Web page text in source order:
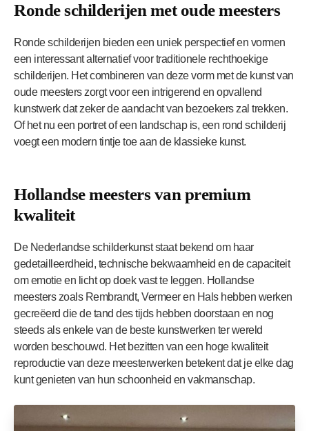
Ronde schilderijen met oude meesters
Ronde schilderijen bieden een uniek perspectief en vormen
een interessant alternatief voor traditionele rechthoekige
schilderijen. Het combineren van deze vorm met de kunst van
oude meesters zorgt voor een intrigerend en opvallend
kunstwerk dat zeker de aandacht van bezoekers zal trekken.
Of het nu een portret of een landschap is, een rond schilderij
voegt een modern tintje toe aan de klassieke kunst.
Hollandse meesters van premium
kwaliteit
De Nederlandse schilderkunst staat bekend om haar
gedetailleerdheid, technische bekwaamheid en de capaciteit
om emotie en licht op doek vast te leggen. Hollandse
meesters zoals Rembrandt, Vermeer en Hals hebben werken
gecreëerd die de tand des tijds hebben doorstaan en nog
steeds als enkele van de beste kunstwerken ter wereld
worden beschouwd. Het bezitten van een hoge kwaliteit
reproductie van deze meesterwerken betekent dat je elke dag
kunt genieten van hun schoonheid en vakmanschap.